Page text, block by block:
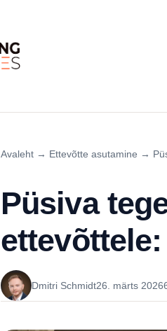
Avaleht → Ettevõtte asutamine →
Püsiva
Dmitri Schmidt26. märts 2026